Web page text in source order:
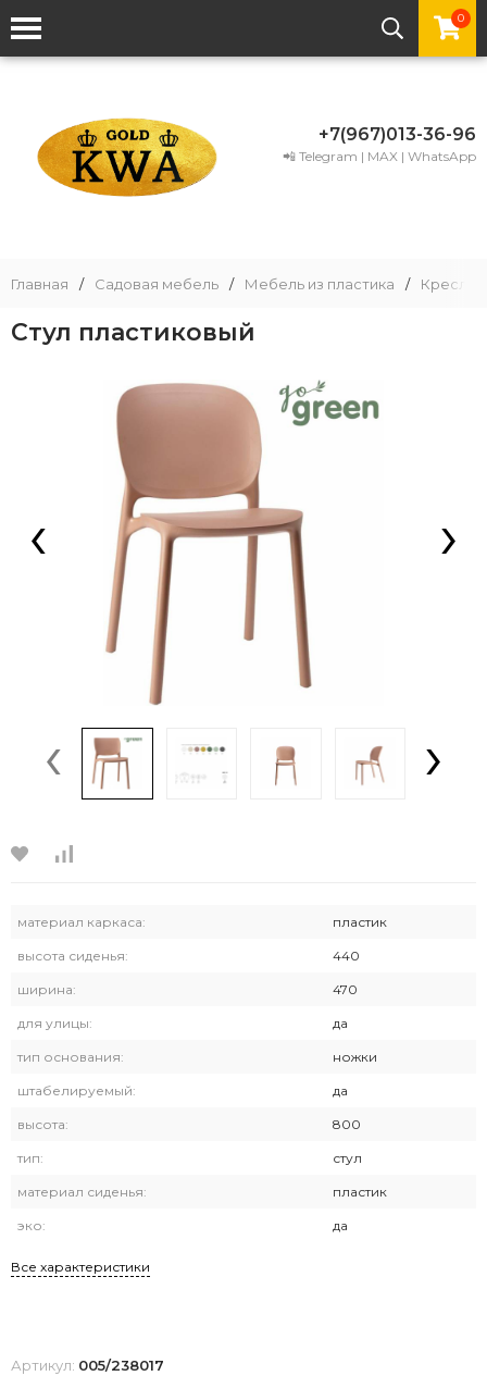
0
+7(967)013-36-96
📲 Telegram | MAX | WhatsApp
Главная / Садовая мебель / Мебель из пластика / Кресла
Стул пластиковый
‹ ›
‹ ›
материал каркаса: пластик
высота сиденья: 440
ширина: 470
для улицы: да
тип основания: ножки
штабелируемый: да
высота: 800
тип: стул
материал сиденья: пластик
эко: да
Все характеристики
Артикул: 005/238017